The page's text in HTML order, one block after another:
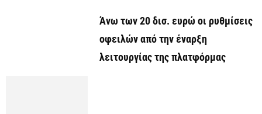
Άνω των 20 δισ. ευρώ οι ρυθμίσεις
οφειλών από την έναρξη
λειτουργίας της πλατφόρμας